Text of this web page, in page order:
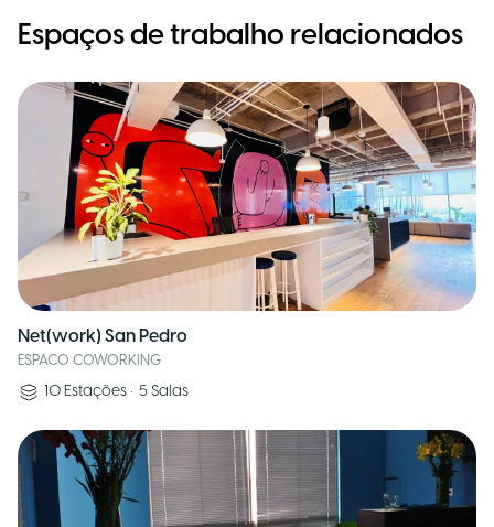
Espaços de trabalho relacionados
Net(work) San Pedro
ESPACO COWORKING
10 Estações • 5 Salas